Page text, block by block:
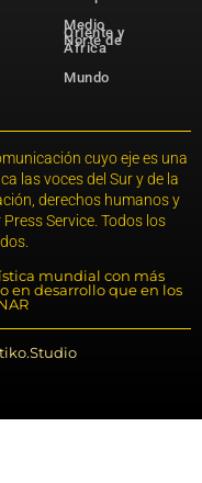
Medio
Oriente y
Norte de
África
Mundo
cuyo eje es una
las voces del Sur y de la
derechos humanos y
Service. Todos los
mundial con más
en desarrollo que en los